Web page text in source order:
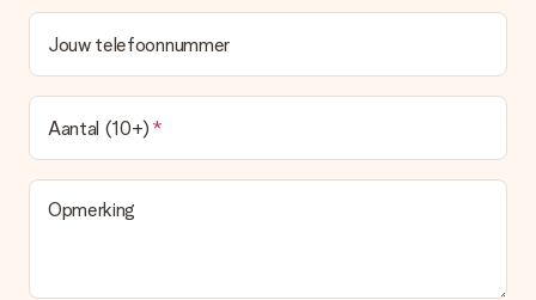
Jouw telefoonnummer
Aantal (10+)
Opmerking